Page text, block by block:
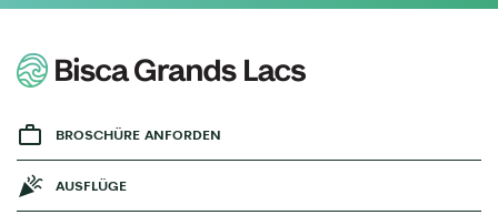
BROSCHÜRE ANFORDEN
AUSFLÜGE